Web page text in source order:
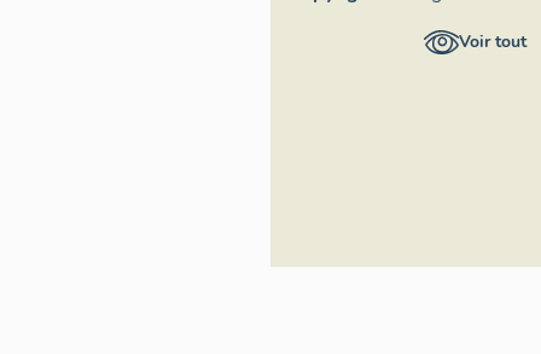
Auvergne-Voir tout